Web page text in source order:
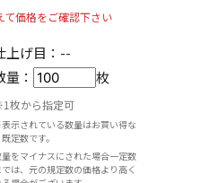
価格をご確認下さい
上げ目： --
量：
枚
枚から指定可
示されている数量はお買い得な
既定数です。
をマイナスにされた場合一定数
は、元の規定数の価格より高く